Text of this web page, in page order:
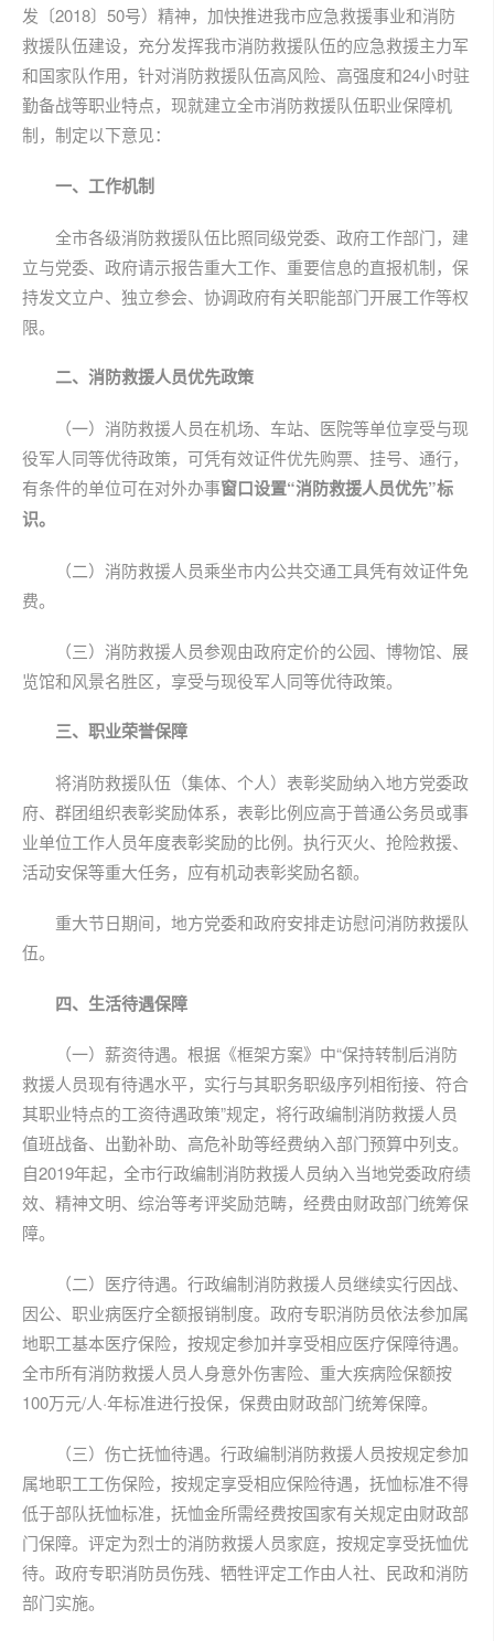
发〔2018〕50号）精神，加快推进我市应急救援事业和消防
救援队伍建设，充分发挥我市消防救援队伍的应急救援主力军
和国家队作用，针对消防救援队伍高风险、高强度和24小时驻
勤备战等职业特点，现就建立全市消防救援队伍职业保障机
制，制定以下意见：
一、工作机制
全市各级消防救援队伍比照同级党委、政府工作部门，建
立与党委、政府请示报告重大工作、重要信息的直报机制，保
持发文立户、独立参会、协调政府有关职能部门开展工作等权
限。
二、消防救援人员优先政策
（一）消防救援人员在机场、车站、医院等单位享受与现
役军人同等优待政策，可凭有效证件优先购票、挂号、通行，
有条件的单位可在对外办事窗口设置“消防救援人员优先”标
识。
（二）消防救援人员乘坐市内公共交通工具凭有效证件免
费。
（三）消防救援人员参观由政府定价的公园、博物馆、展
览馆和风景名胜区，享受与现役军人同等优待政策。
三、职业荣誉保障
将消防救援队伍（集体、个人）表彰奖励纳入地方党委政
府、群团组织表彰奖励体系，表彰比例应高于普通公务员或事
业单位工作人员年度表彰奖励的比例。执行灭火、抢险救援、
活动安保等重大任务，应有机动表彰奖励名额。
重大节日期间，地方党委和政府安排走访慰问消防救援队
伍。
四、生活待遇保障
（一）薪资待遇。根据《框架方案》中“保持转制后消防
救援人员现有待遇水平，实行与其职务职级序列相衔接、符合
其职业特点的工资待遇政策”规定，将行政编制消防救援人员
值班战备、出勤补助、高危补助等经费纳入部门预算中列支。
自2019年起，全市行政编制消防救援人员纳入当地党委政府绩
效、精神文明、综治等考评奖励范畴，经费由财政部门统筹保
障。
（二）医疗待遇。行政编制消防救援人员继续实行因战、
因公、职业病医疗全额报销制度。 政府专职消防员依法参加属
地职工基本医疗保险，按规定参加并享受相应医疗保障待遇。
全市所有消防救援人员人身意外伤害险、重大疾病险保额按
100万元/人·年标准进行投保，保费由财政部门统筹保障。
（三）伤亡抚恤待遇。行政编制消防救援人员按规定参加
属地职工工伤保险，按规定享受相应保险待遇，抚恤标准不得
低于部队抚恤标准，抚恤金所需经费按国家有关规定由财政部
门保障。评定为烈士的消防救援人员家庭，按规定享受抚恤优
待。政府专职消防员伤残、牺牲评定工作由人社、民政和消防
部门实施。